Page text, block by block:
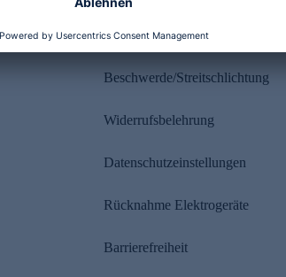
Rechtliches
Beschwerde/Streitschlichtung
Widerrufsbelehrung
Datenschutzeinstellungen
Rücknahme Elektrogeräte
Barrierefreiheit